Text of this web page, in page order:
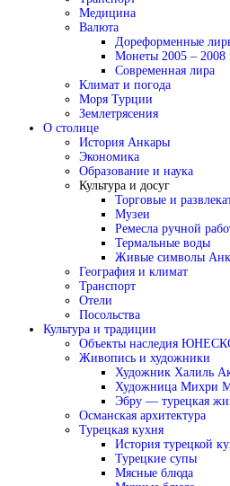
Медицина
Валюта
Дореформенные
Монеты 2005 – 2008
Современная лира
Климат и погода
Моря Турции
Землетрясения
О столице
История Анкары
Экономика
Образование и наука
Культура и досуг
Торговые и
Музеи
Ремесла ручной
Термальные воды
Живые символы
География и климат
Транспорт
Отели
Посольства
Культура и традиции
Объекты наследия
Живопись и художники
Художник Халиль
Художница Михри
Эбру — турецкая
Османская архитектура
Турецкая кухня
История турецкой
Турецкие супы
Мясные блюда